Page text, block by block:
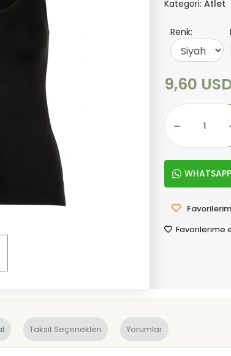
Kategori: Atlet
Renk:
9,60
Favorilerime
Taksit Seçenekleri Yorumlar